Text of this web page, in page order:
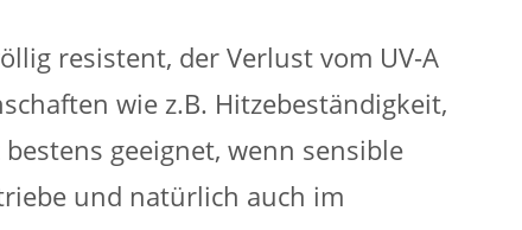
resistent, der Verlust vom UV-A
wie z.B. Hitzebeständigkeit,
geeignet, wenn sensible
und natürlich auch im